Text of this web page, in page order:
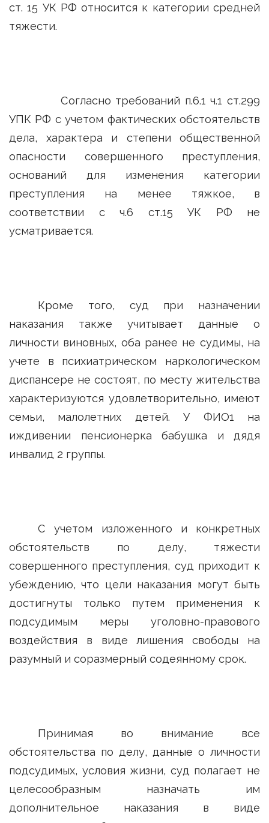
ст. 15 УК РФ относится к категории средней
тяжести.
Согласно требований п.6.1 ч.1 ст.299
УПК РФ с учетом фактических обстоятельств
дела, характера и степени общественной
опасности совершенного преступления,
оснований для изменения категории
преступления на менее тяжкое, в
соответствии с ч.6 ст.15 УК РФ не
усматривается.
Кроме того, суд при назначении
наказания также учитывает данные о
личности виновных, оба ранее не судимы, на
учете в психиатрическом наркологическом
диспансере не состоят, по месту жительства
характеризуются удовлетворительно, имеют
семьи, малолетних детей. У ФИО1 на
иждивении пенсионерка бабушка и дядя
инвалид 2 группы.
С учетом изложенного и конкретных
обстоятельств по делу, тяжести
совершенного преступления, суд приходит к
убеждению, что цели наказания могут быть
достигнуты только путем применения к
подсудимым меры уголовно-правового
воздействия в виде лишения свободы на
разумный и соразмерный содеянному срок.
Принимая во внимание все
обстоятельства по делу, данные о личности
подсудимых, условия жизни, суд полагает не
целесообразным назначать им
дополнительное наказания в виде